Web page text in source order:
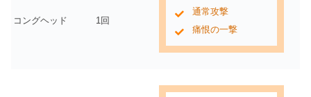
コングヘッド 1回
通常攻撃
痛恨の一撃